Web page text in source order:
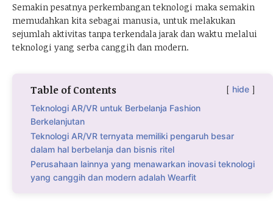
Semakin pesatnya perkembangan teknologi maka semakin
memudahkan kita sebagai manusia, untuk melakukan
sejumlah aktivitas tanpa terkendala jarak dan waktu melalui
teknologi yang serba canggih dan modern.
Table of Contents
hide
Teknologi AR/VR untuk Berbelanja Fashion
Berkelanjutan
Teknologi AR/VR ternyata memiliki pengaruh besar
dalam hal berbelanja dan bisnis ritel
Perusahaan lainnya yang menawarkan inovasi teknologi
yang canggih dan modern adalah Wearfit